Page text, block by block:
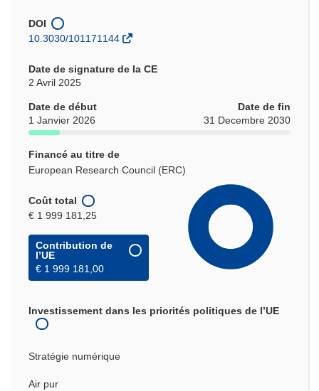
DOI
10.3030/101171144
Date de signature de la CE
2 Avril 2025
Date de début
1 Janvier 2026
Date de fin
31 Decembre 2030
Financé au titre de
European Research Council (ERC)
Coût total
€ 1 999 181,25
Contribution de
l’UE
€ 1 999 181,00
Investissement dans les priorités politiques de l’UE
Stratégie numérique
Air pur